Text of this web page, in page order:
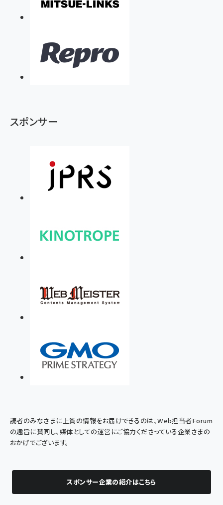
スポンサー
読者のみなさまに上質の情報をお届けできるのは、Web担当者Forum
の趣旨に賛同し、媒体としての運営にご協力くださっている企業さまの
おかげでございます。
スポンサー企業の紹介はこちら